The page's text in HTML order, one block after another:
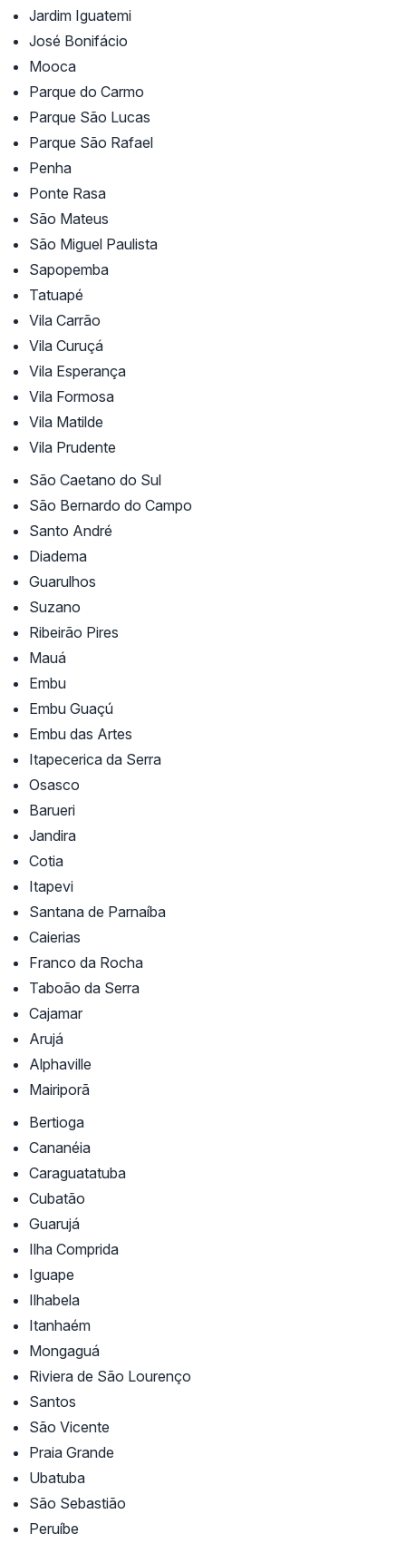
Jardim Iguatemi
José Bonifácio
Mooca
Parque do Carmo
Parque São Lucas
Parque São Rafael
Penha
Ponte Rasa
São Mateus
São Miguel Paulista
Sapopemba
Tatuapé
Vila Carrão
Vila Curuçá
Vila Esperança
Vila Formosa
Vila Matilde
Vila Prudente
São Caetano do Sul
São Bernardo do Campo
Santo André
Diadema
Guarulhos
Suzano
Ribeirão Pires
Mauá
Embu
Embu Guaçú
Embu das Artes
Itapecerica da Serra
Osasco
Barueri
Jandira
Cotia
Itapevi
Santana de Parnaíba
Caierias
Franco da Rocha
Taboão da Serra
Cajamar
Arujá
Alphaville
Mairiporã
Bertioga
Cananéia
Caraguatatuba
Cubatão
Guarujá
Ilha Comprida
Iguape
Ilhabela
Itanhaém
Mongaguá
Riviera de São Lourenço
Santos
São Vicente
Praia Grande
Ubatuba
São Sebastião
Peruíbe